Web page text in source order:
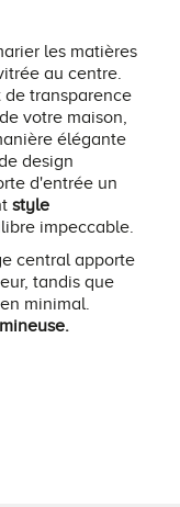
les matières
au centre.
transparence
votre maison,
élégante
design
d'entrée un
style
impeccable.
central apporte
tandis que
minimal.